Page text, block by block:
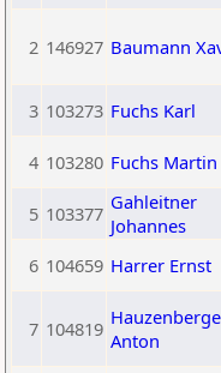
2 146927 Baumann
3 103273 Fuchs Karl
4 103280 Fuchs Martin
5 103377 Gahleitner
Johannes
6 104659 Harrer Ernst
7 104819 Anton